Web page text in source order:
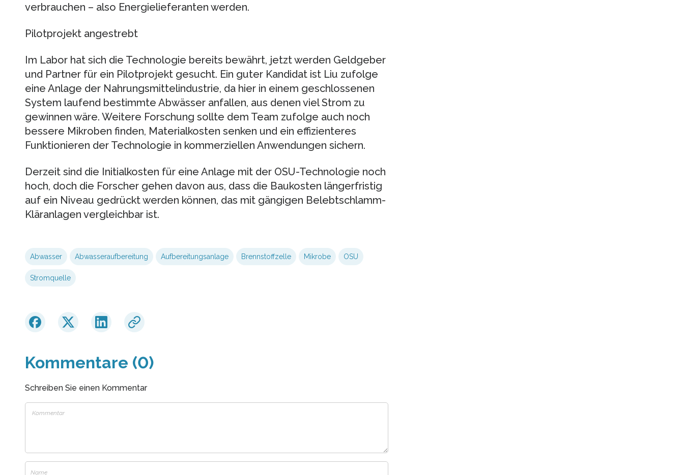
verbrauchen – also Energielieferanten werden.
Pilotprojekt angestrebt
Im Labor hat sich die Technologie bereits bewährt, jetzt werden Geldgeber
und Partner für ein Pilotprojekt gesucht. Ein guter Kandidat ist Liu zufolge
eine Anlage der Nahrungsmittelindustrie, da hier in einem geschlossenen
System laufend bestimmte Abwässer anfallen, aus denen viel Strom zu
gewinnen wäre. Weitere Forschung sollte dem Team zufolge auch noch
bessere Mikroben finden, Materialkosten senken und ein effizienteres
Funktionieren der Technologie in kommerziellen Anwendungen sichern.
Derzeit sind die Initialkosten für eine Anlage mit der OSU-Technologie noch
hoch, doch die Forscher gehen davon aus, dass die Baukosten längerfristig
auf ein Niveau gedrückt werden können, das mit gängigen Belebtschlamm-
Kläranlagen vergleichbar ist.
Abwasser Abwasseraufbereitung Aufbereitungsanlage Brennstoffzelle Mikrobe OSU
Stromquelle
Kommentare (0)
Schreiben Sie einen Kommentar